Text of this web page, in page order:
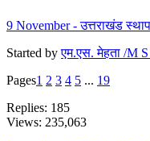
9 November - उत्तराखंड
Started byएम.एस. मेहता /M
Pages1 2 3 4 5 ... 19
Replies: 185
Views: 235,063